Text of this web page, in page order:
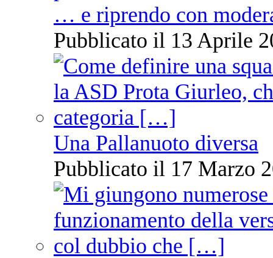
… e riprendo con
Pubblicato il 13 Aprile
Una Pallanuoto diversa
Pubblicato il 17 Marzo